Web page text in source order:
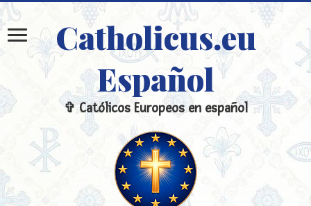
Catholicus.eu
Español
✞ Católicos Europeos en español